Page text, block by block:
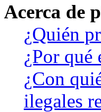
Acerca de
¿Quién
¿Por qué
¿Con
ilegales